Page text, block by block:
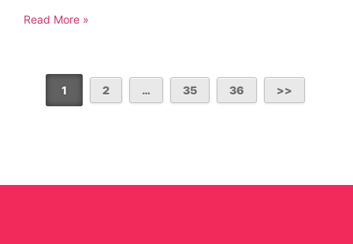
Read More »
1 2 … 35 36